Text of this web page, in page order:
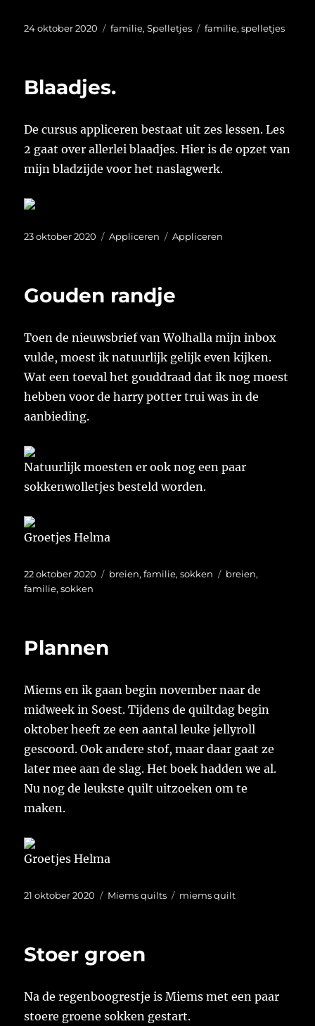
Geplaatst
24 oktober 2020 Categorieën
familie,Spelletjes Tags
familie,spelletjes
Blaadjes.
De cursus appliceren bestaat uit zes lessen. Les
2 gaat over allerlei blaadjes. Hier is de opzet van
mijn bladzijde voor het naslagwerk.
Geplaatst
23 oktober 2020 Categorieën
Appliceren Tags
Appliceren
Gouden randje
Toen de nieuwsbrief van Wolhalla mijn inbox
vulde, moest ik natuurlijk gelijk even kijken.
Wat een toeval het gouddraad dat ik nog moest
hebben voor de harry potter trui was in de
aanbieding.
Natuurlijk moesten er ook nog een paar
sokkenwolletjes besteld worden.
Groetjes Helma
Geplaatst
op
22 oktober 2020 Categorieën
breien,familie,sokken Tags
breien,
familie,sokken
Plannen
Miems en ik gaan begin november naar de
midweek in Soest. Tijdens de quiltdag begin
oktober heeft ze een aantal leuke jellyroll
gescoord. Ook andere stof, maar daar gaat ze
later mee aan de slag. Het boek hadden we al.
Nu nog de leukste quilt uitzoeken om te
maken.
Groetjes Helma
Geplaatst
21 oktober 2020 Categorieën
Miems quilts Tags
miems quilt
Stoer groen
Na de regenboogrestje is Miems met een paar
stoere groene sokken gestart.